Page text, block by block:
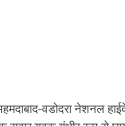
वडोदरा नेशनल